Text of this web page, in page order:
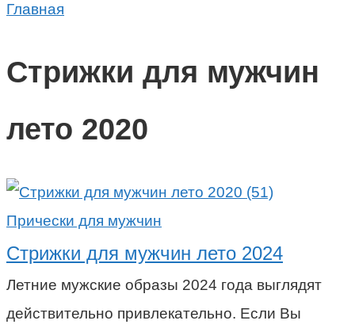
Главная
Стрижки для мужчин
лето 2020
Прически для мужчин
Стрижки для мужчин лето 2024
Летние мужские образы 2024 года выглядят
действительно привлекательно. Если Вы